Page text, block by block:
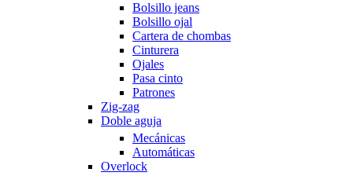
Bolsillo jeans
Bolsillo ojal
Cartera de chombas
Cinturera
Ojales
Pasa cinto
Patrones
Zig-zag
Doble aguja
Mecánicas
Automáticas
Overlock